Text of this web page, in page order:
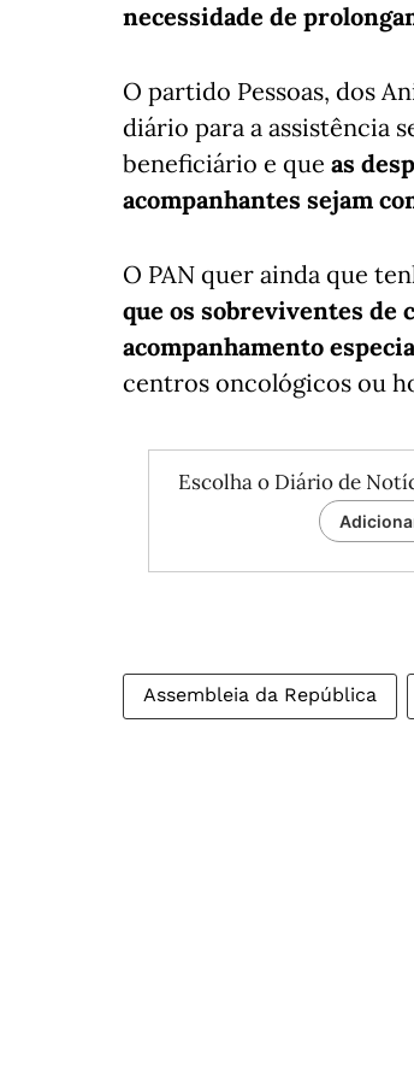
necessidade de
O partido Pessoas, dos
diário para a assistência
beneficiário e que as
acompanhantes sejam
O PAN quer ainda que
que os sobreviventes de
acompanhamento
centros oncológicos ou
Escolha o Diário de
Assembleia da República